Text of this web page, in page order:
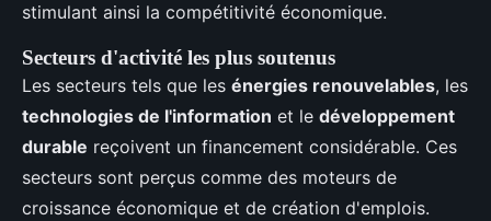
stimulant ainsi la compétitivité économique.
Secteurs d'activité les plus soutenus
Les secteurs tels que les énergies renouvelables, les
technologies de l'information et le développement
durable reçoivent un financement considérable. Ces
secteurs sont perçus comme des moteurs de
croissance économique et de création d'emplois.